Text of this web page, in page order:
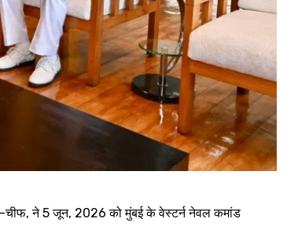
चीफ, ने 5 जून, 2026 को मुंबई के वेस्टर्न नेवल कमांड